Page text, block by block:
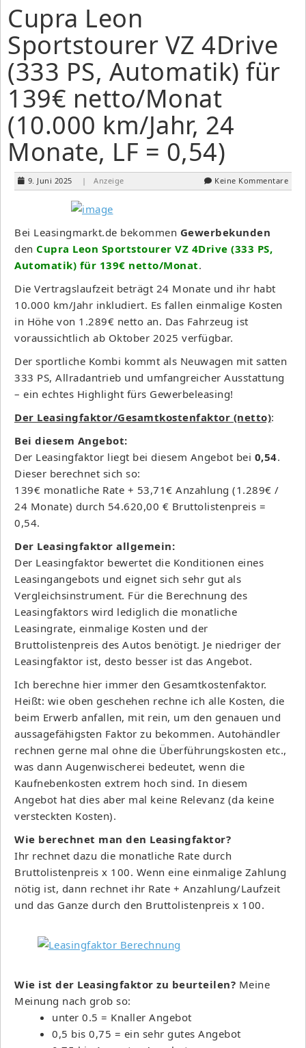
Cupra Leon
Sportstourer VZ 4Drive
(333 PS, Automatik) für
139€ netto/Monat
(10.000 km/Jahr, 24
Monate, LF = 0,54)
9. Juni 2025 | Anzeige Keine Kommentare
Bei Leasingmarkt.de bekommen Gewerbekunden
den Cupra Leon Sportstourer VZ 4Drive (333 PS,
Automatik) für 139€ netto/Monat.
Die Vertragslaufzeit beträgt 24 Monate und ihr habt
10.000 km/Jahr inkludiert. Es fallen einmalige Kosten
in Höhe von 1.289€ netto an. Das Fahrzeug ist
voraussichtlich ab Oktober 2025 verfügbar.
Der sportliche Kombi kommt als Neuwagen mit satten
333 PS, Allradantrieb und umfangreicher Ausstattung
– ein echtes Highlight fürs Gewerbeleasing!
Der Leasingfaktor/Gesamtkostenfaktor (netto):
Bei diesem Angebot:
Der Leasingfaktor liegt bei diesem Angebot bei 0,54.
Dieser berechnet sich so:
139€ monatliche Rate + 53,71€ Anzahlung (1.289€ /
24 Monate) durch 54.620,00 € Bruttolistenpreis =
0,54.
Der Leasingfaktor allgemein:
Der Leasingfaktor bewertet die Konditionen eines
Leasingangebots und eignet sich sehr gut als
Vergleichsinstrument. Für die Berechnung des
Leasingfaktors wird lediglich die monatliche
Leasingrate, einmalige Kosten und der
Bruttolistenpreis des Autos benötigt. Je niedriger der
Leasingfaktor ist, desto besser ist das Angebot.
Ich berechne hier immer den Gesamtkostenfaktor.
Heißt: wie oben geschehen rechne ich alle Kosten, die
beim Erwerb anfallen, mit rein, um den genauen und
aussagefähigsten Faktor zu bekommen. Autohändler
rechnen gerne mal ohne die Überführungskosten etc.,
was dann Augenwischerei bedeutet, wenn die
Kaufnebenkosten extrem hoch sind. In diesem
Angebot hat dies aber mal keine Relevanz (da keine
versteckten Kosten).
Wie berechnet man den Leasingfaktor?
Ihr rechnet dazu die monatliche Rate durch
Bruttolistenpreis x 100. Wenn eine einmalige Zahlung
nötig ist, dann rechnet ihr Rate + Anzahlung/Laufzeit
und das Ganze durch den Bruttolistenpreis x 100.
Wie ist der Leasingfaktor zu beurteilen? Meine
Meinung nach grob so:
unter 0.5 = Knaller Angebot
0,5 bis 0,75 = ein sehr gutes Angebot